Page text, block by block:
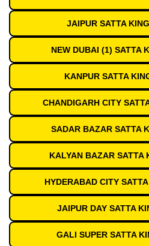
JAIPUR SATTA
NEW DUBAI (1) SATTA
KANPUR SATTA
CHANDIGARH CITY
SADAR BAZAR SATTA
KALYAN BAZAR SATTA
HYDERABAD CITY
JAIPUR DAY SATTA
GALI SUPER SATTA